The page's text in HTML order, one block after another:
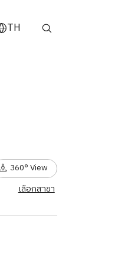
TH
عربي
360° View
เลือกสาขา